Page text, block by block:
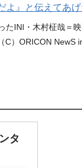
よ』と伝えてあげ
たINI・木村柾哉＝
（C）ORICON NewS
タ